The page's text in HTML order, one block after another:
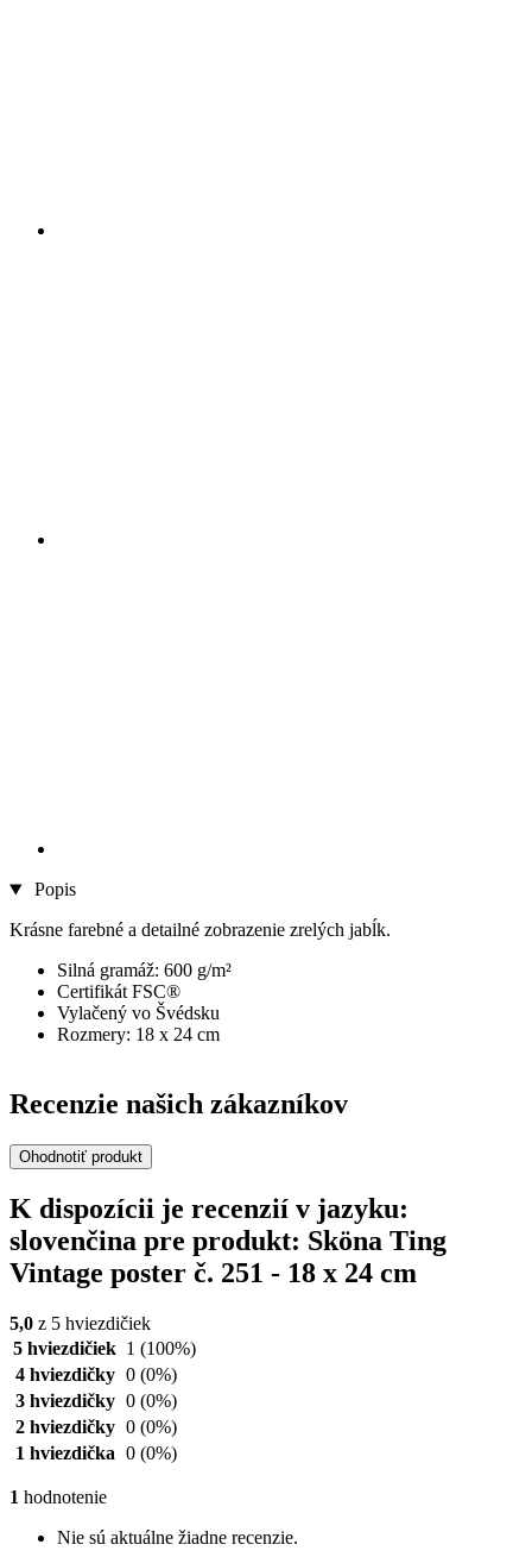
Popis
Krásne farebné a detailné zobrazenie zrelých jabĺk.
Silná gramáž: 600 g/m²
Certifikát FSC®
Vylačený vo Švédsku
Rozmery: 18 x 24 cm
Recenzie našich zákazníkov
Ohodnotiť produkt
K dispozícii je recenzií v jazyku:
slovenčina pre produkt: Sköna Ting
Vintage poster č. 251 - 18 x 24 cm
5,0 z 5 hviezdičiek
5 hviezdičiek 1 (100%)
4 hviezdičky 0 (0%)
3 hviezdičky 0 (0%)
2 hviezdičky 0 (0%)
1 hviezdička 0 (0%)
1 hodnotenie
Nie sú aktuálne žiadne recenzie.